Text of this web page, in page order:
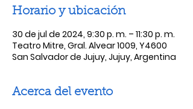
Horario y ubicación
30 de jul de 2024, 9:30 p. m. – 11:30 p. m.
Teatro Mitre, Gral. Alvear 1009, Y4600
San Salvador de Jujuy, Jujuy, Argentina
Acerca del evento